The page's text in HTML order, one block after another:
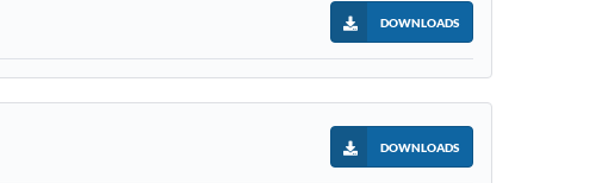
DOWNLOADS
DOWNLOADS